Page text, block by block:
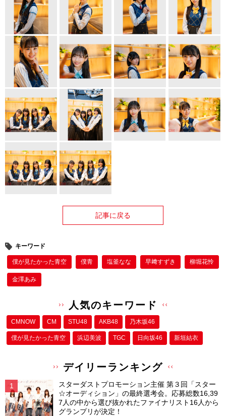
記事に戻る
キーワード
僕が⾒たかった⻘空 僕⻘ 塩釜なな 早﨑すずき 柳堀花怜
金澤あみ
人気のキーワード
CMNOW CM STU48 AKB48 乃木坂46
僕が⾒たかった⻘空 浜辺美波 TGC 日向坂46 新垣結衣
デイリーランキング
スターダストプロモーション主催 第３回「スター
☆オーディション」の最終選考会。応募総数16,39
7人の中から選び抜かれたファイナリスト16人から
グランプリが決定！